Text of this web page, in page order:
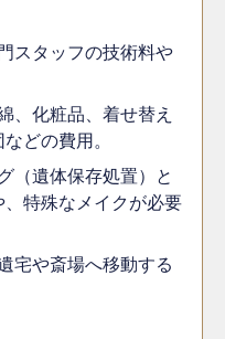
スタッフの技術料や
、化粧品、着せ替え
どの費用。
（遺体保存処置）と
特殊なメイクが必要
宅や斎場へ移動する